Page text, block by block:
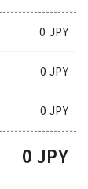
0 JPY
0 JPY
0 JPY
0 JPY